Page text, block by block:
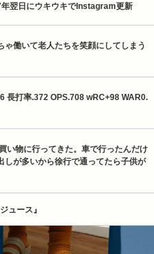
年翌日にウキウキでInstagram更新
ゃ働いて老人たちを笑顔にしてしまう
長打率.372 OPS.708 wRC+98 WAR0.
い物に行ってきた。車で行ったんだけ
しが多いから徐行で通ってたら子供が
ュース』